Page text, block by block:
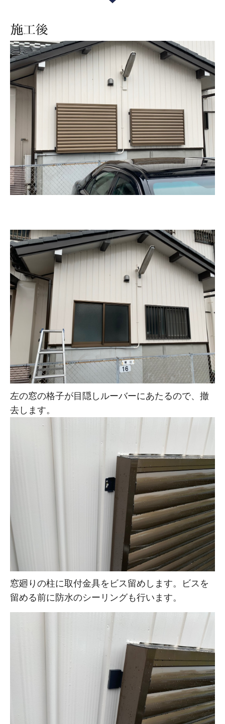
左の窓の格子が目隠しルーバーにあたるので、撤
去します。
窓廻りの柱に取付金具をビス留めします。ビスを
留める前に防水のシーリングも行います。